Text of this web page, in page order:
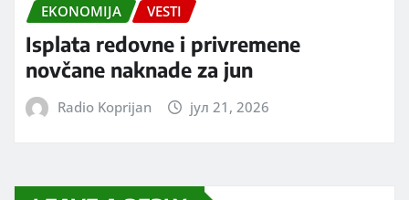
EKONOMIJA VESTI
Isplata redovne i privremene
novčane naknade za jun
Radio Koprijan јул 21, 2026